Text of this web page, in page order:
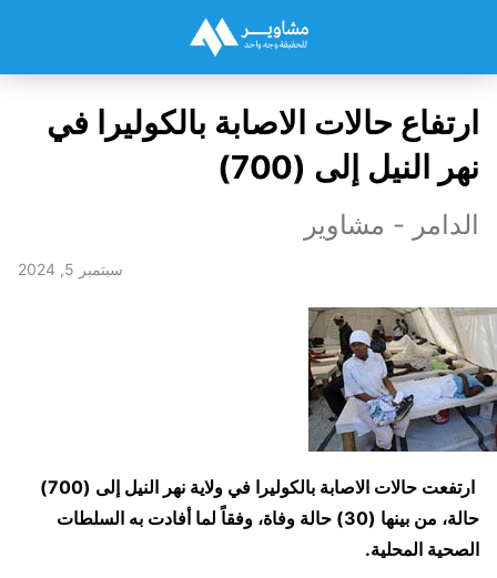
ارتفاع حالات الاصابة بالكوليرا في
نهر النيل إلى (700)
الدامر - مشاوير
سبتمبر 5, 2024
ارتفعت حالات الاصابة بالكوليرا في ولاية نهر النيل إلى (700)
حالة، من بينها (30) حالة وفاة، وفقاً لما أفادت به السلطات
الصحية المحلية.